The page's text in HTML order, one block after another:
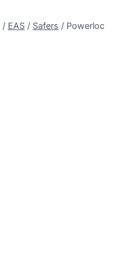
/ EAS / Safers / Powerloc